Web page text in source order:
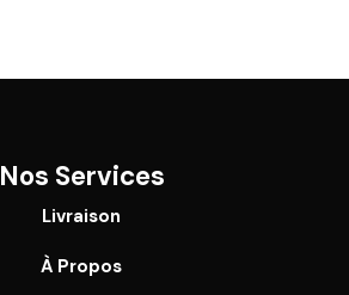
Nos Services
Livraison
À Propos